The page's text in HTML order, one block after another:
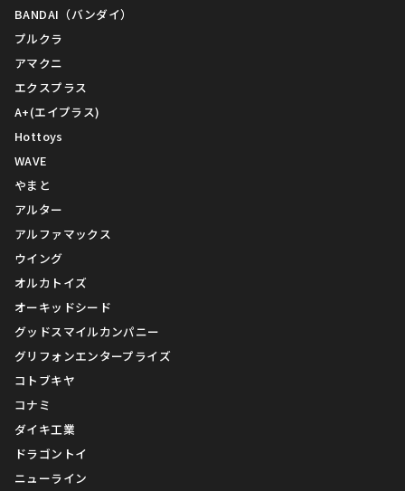
BANDAI（バンダイ）
プルクラ
アマクニ
エクスプラス
A+(エイプラス)
Hottoys
WAVE
やまと
アルター
アルファマックス
ウイング
オルカトイズ
オーキッドシード
グッドスマイルカンパニー
グリフォンエンタープライズ
コトブキヤ
コナミ
ダイキ工業
ドラゴントイ
ニューライン